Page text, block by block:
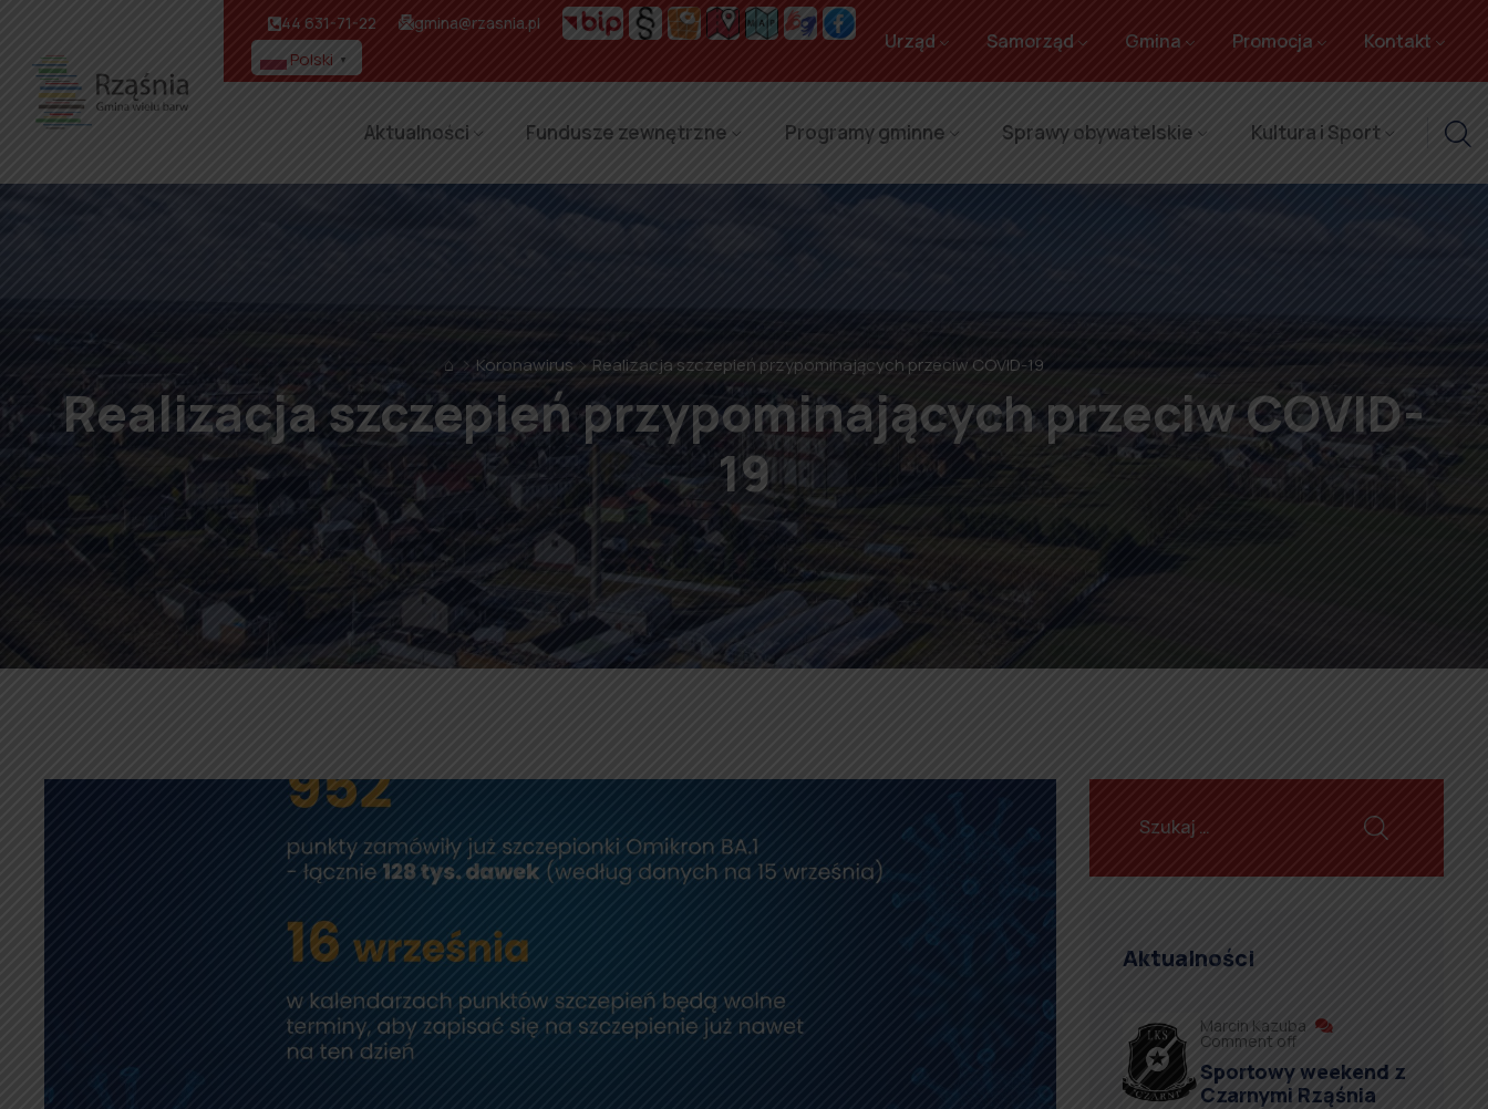
44 631-71-22 gmina@rzasnia.pl
Polski ▼
Urząd Samorząd Gmina Promocja Kontakt
Aktualności Fundusze zewnętrzne Programy gminne Sprawy obywatelskie Kultura i Sport
⌂ Koronawirus Realizacja szczepień przypominających przeciw COVID-19
Realizacja szczepień przypominających przeciw COVID-
19
Aktualności
Marcin Kazuba
Comment off
Sportowy weekend z
Czarnymi Rząśnia